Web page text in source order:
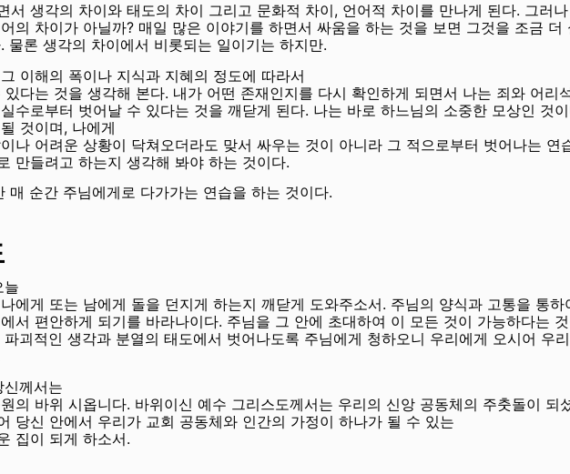
서 생각의 차이와 태도의 차이 그리고 문화적 차이, 언어적 차이를 만나게 된다. 그러
의 차이가 아닐까? 매일 많은 이야기를 하면서 싸움을 하는 것을 보면 그것을 조금 더
. 물론 생각의 차이에서 비롯되는 일이기는 하지만.
이해의 폭이나 지식과 지혜의 정도에 따라서
있다는 것을 생각해 본다. 내가 어떤 존재인지를 다시 확인하게 되면서 나는 죄와 어리
수로부터 벗어날 수 있다는 것을 깨닫게 된다. 나는 바로 하느님의 소중한 모상인 것
것이며, 나에게
나 어려운 상황이 닥쳐오더라도 맞서 싸우는 것이 아니라 그 적으로부터 벗어나는 연
만들려고 하는지 생각해 봐야 하는 것이다.
매 순간 주님에게로 다가가는 연습을 하는 것이다.
늘
에게 또는 남에게 돌을 던지게 하는지 깨닫게 도와주소서. 주님의 양식과 고통을 통하
서 편안하게 되기를 바라나이다. 주님을 그 안에 초대하여 이 모든 것이 가능하다는
파괴적인 생각과 분열의 태도에서 벗어나도록 주님에게 청하오니 우리에게 오시어 우
신께서는
의 바위 시옵니다. 바위이신 예수 그리스도께서는 우리의 신앙 공동체의 주춧돌이 되
당신 안에서 우리가 교회 공동체와 인간의 가정이 하나가 될 수 있는
집이 되게 하소서.